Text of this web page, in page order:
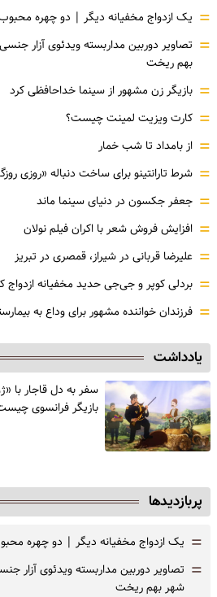
= یک ازدواج مخفیانه دیگر | دو چهره محبوب
= تصاویر دوربین مداربسته ویدئوی آزار
بهم ریخت
= بازیگر زن مشهور از سینما خداحافظی کرد
= کارت ویزیت لمینت چیست؟
= از بامداد تا شب خمار
= شرط تارانتینو برای ساخت دنباله «روزی
= جعفر جکسون در دنیای سینما ماند
= افزایش فروش شعر با اکران فیلم نولان
= علیرضا قربانی در شیراز، قمصری در تبریز
= بردلی کوپر و جی‌جی حدید مخفیانه ازدواج
= فرزندان خواننده مشهور برای وداع به
یادداشت
سفر به دل قاجار با
‌بازیگر فرانسوی
پربازدیدها
= یک ازدواج مخفیانه دیگر | دو چهره
= تصاویر دوربین مداربسته ویدئوی آزار
شهر بهم ریخت